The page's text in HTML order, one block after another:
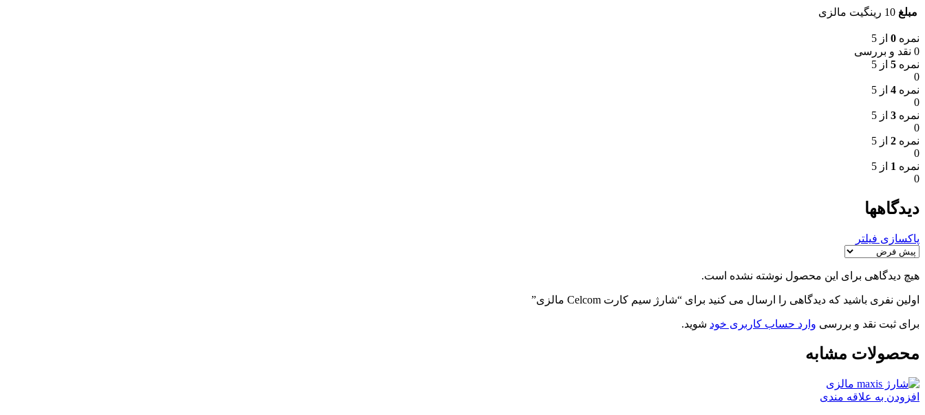
مبلغ 10 رینگیت مالزی
نمره 0 از 5
0 نقد و بررسی
نمره 5 از 5
0
نمره 4 از 5
0
نمره 3 از 5
0
نمره 2 از 5
0
نمره 1 از 5
0
دیدگاهها
پاکسازی فیلتر
هیچ دیدگاهی برای این محصول نوشته نشده است.
اولین نفری باشید که دیدگاهی را ارسال می کنید برای “شارژ سیم کارت Celcom مالزی”
برای ثبت نقد و بررسی وارد حساب کاربری خود شوید.
محصولات مشابه
افزودن به علاقه مندی